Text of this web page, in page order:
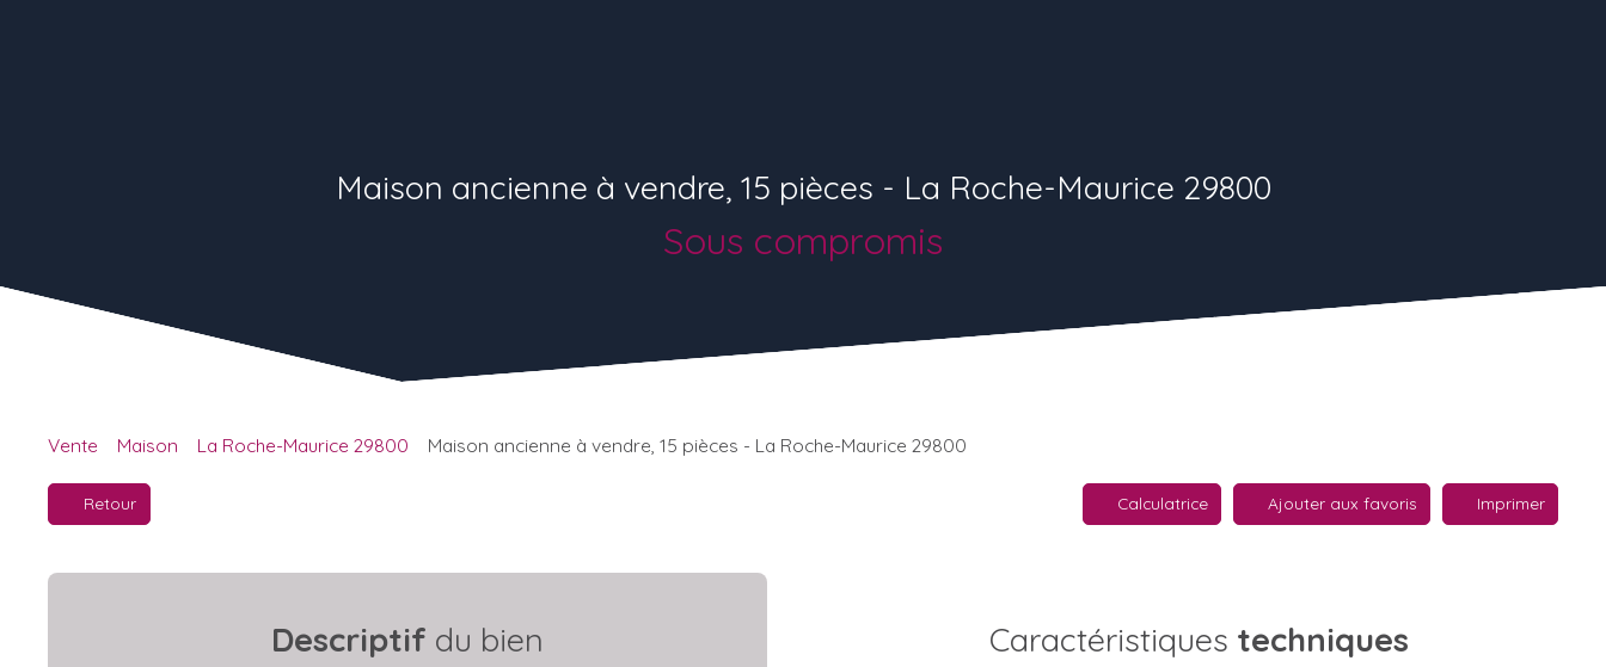
Maison ancienne à vendre, 15 pièces - La Roche-Maurice 29800
Sous compromis
Vente Maison La Roche-Maurice 29800 Maison ancienne à vendre, 15 pièces - La Roche-Maurice 29800
Retour Calculatrice Ajouter aux favoris Imprimer
Descriptif du bien Caractéristiques techniques